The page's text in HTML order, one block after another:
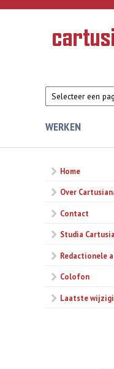
Overslaan en naar de inhoud
Geschiedenis
van de
WERKEN
Home
Over
Contact
Studia
Redactionele
Colofon
Laatste